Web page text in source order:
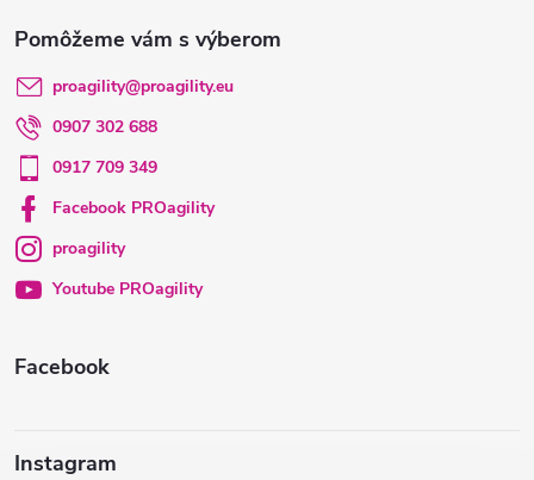
á
p
ä
Facebook
Instagram
proagility@proagility.eu
0907 302 688
0917 709 349
Facebook PROagility
proagility
Youtube PROagility